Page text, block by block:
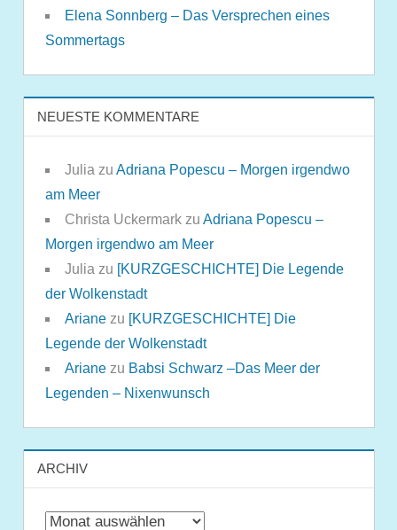
Elena Sonnberg – Das Versprechen eines
Sommertags
NEUESTE KOMMENTARE
Julia zu Adriana Popescu – Morgen irgendwo
am Meer
Christa Uckermarkzu Adriana Popescu –
Morgen irgendwo am Meer
Julia zu [KURZGESCHICHTE] Die Legende
der Wolkenstadt
Arianezu [KURZGESCHICHTE] Die
Legende der Wolkenstadt
Arianezu Babsi Schwarz –Das Meer der
Legenden – Nixenwunsch
ARCHIV
Archiv